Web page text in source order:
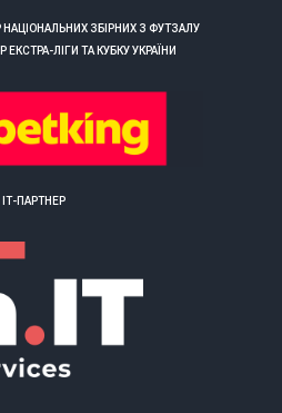
ЗБІРНИХ З ФУТЗАЛУ
ЛІГИ ТА КУБКУ УКРАЇНИ
ІТ-ПАРТНЕР